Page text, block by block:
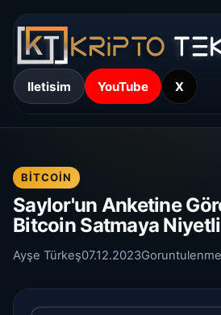
Iletisim YouTube X
BITCOIN
Saylor'un Anketine
Bitcoin Satmaya
Ayşe Türkeş07.12.2023